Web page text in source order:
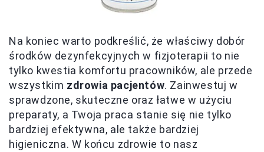
Na koniec warto podkreślić, że właściwy dobór
środków dezynfekcyjnych w fizjoterapii to nie
tylko kwestia komfortu pracowników, ale przede
wszystkim zdrowia pacjentów. Zainwestuj w
sprawdzone, skuteczne oraz łatwe w użyciu
preparaty, a Twoja praca stanie się nie tylko
bardziej efektywna, ale także bardziej
higieniczna. W końcu zdrowie to nasz